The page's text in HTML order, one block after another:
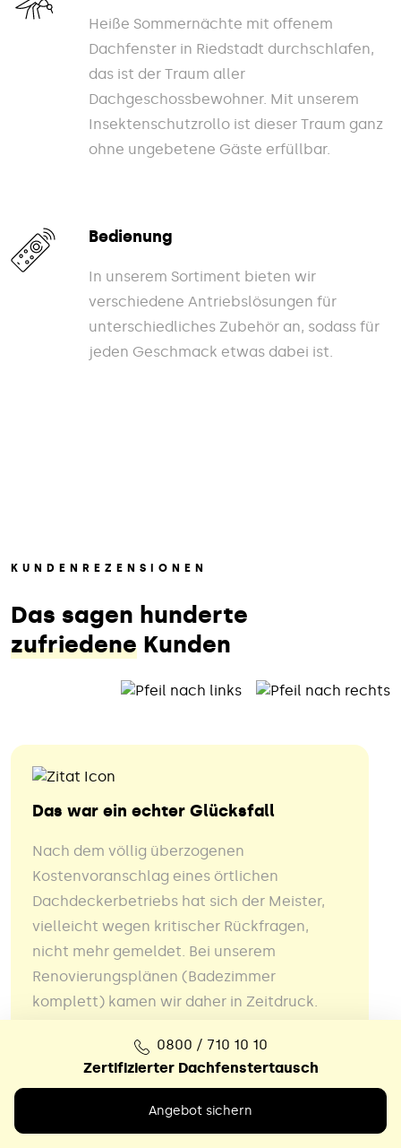
Heiße Sommernächte mit offenem
Dachfenster in Riedstadt durchschlafen,
das ist der Traum aller
Dachgeschossbewohner. Mit unserem
Insektenschutzrollo ist dieser Traum ganz
ohne ungebetene Gäste erfüllbar.
Bedienung
In unserem Sortiment bieten wir
verschiedene Antriebslösungen für
unterschiedliches Zubehör an, sodass für
jeden Geschmack etwas dabei ist.
KUNDENREZENSIONEN
Das sagen hunderte
zufriedene Kunden
Das war ein echter Glücksfall
Nach dem völlig überzogenen
Kostenvoranschlag eines örtlichen
Dachdeckerbetriebs hat sich der Meister,
vielleicht wegen kritischer Rückfragen,
nicht mehr gemeldet. Bei unserem
Renovierungsplänen (Badezimmer
komplett) kamen wir daher in Zeitdruck.
die Fa. Lichtwunder gestoßen. Das war ein
echter Glücksfall. Der Fensteraustausch
erfolgte zeitgerecht, sauber und sehr
0800 / 710 10 10
Zertifizierter Dachfenstertausch
Angebot sichern